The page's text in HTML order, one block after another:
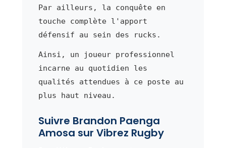
Par ailleurs, la conquête en
touche complète l'apport
défensif au sein des rucks.
Ainsi, un joueur professionnel
incarne au quotidien les
qualités attendues à ce poste au
plus haut niveau.
Suivre Brandon Paenga
Amosa sur Vibrez Rugby